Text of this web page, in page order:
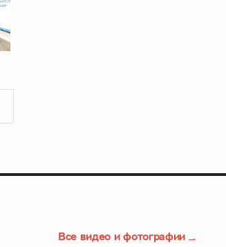
Все видео и фотографии